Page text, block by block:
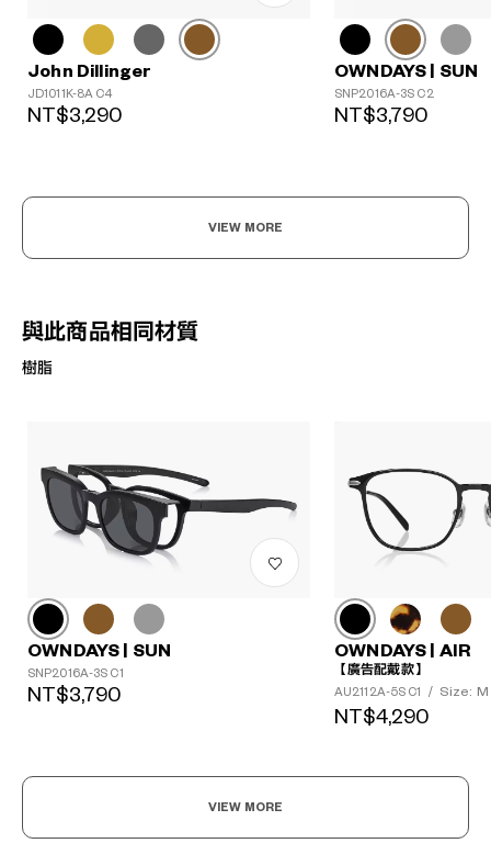
John Dillinger
JD1011K-8A C4
NT$3,290
OWNDAYS | SUN
SNP2016A-3S C2
NT$3,790
VIEW MORE
與此商品相同材質
樹脂
OWNDAYS | SUN
SNP2016A-3S C1
NT$3,790
OWNDAYS | AIR
【廣告配戴款】
AU2112A-5S C1
/ Size: M
NT$4,290
VIEW MORE